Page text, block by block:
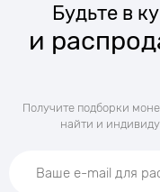
Будьте в
и
Получите подборки
найти и